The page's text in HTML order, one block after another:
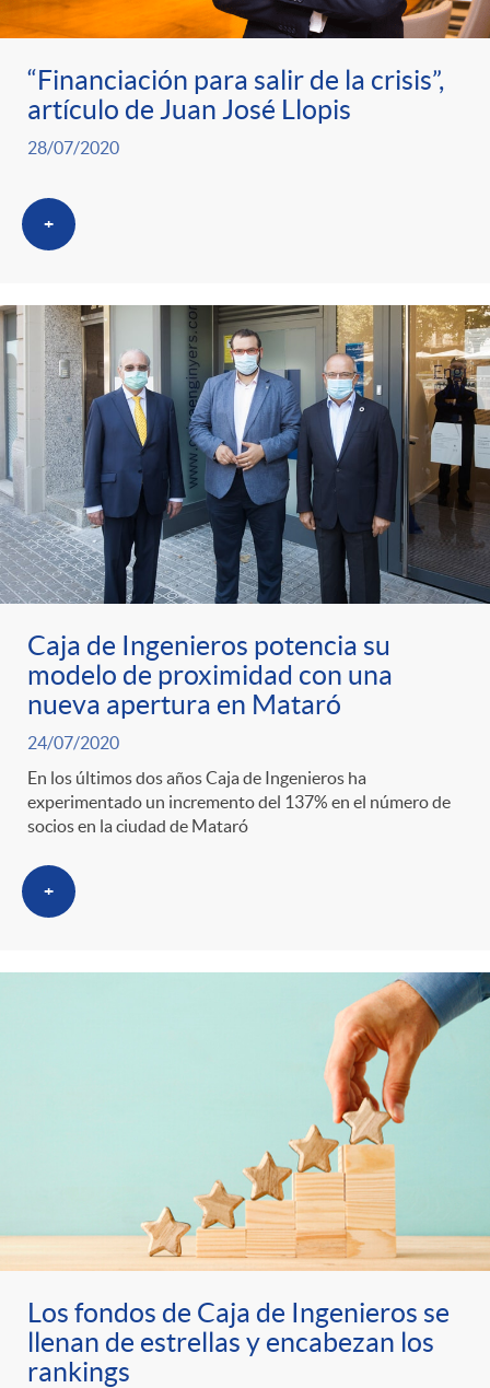
“Financiación para salir de la crisis”,
artículo de Juan José Llopis
28/07/2020
+
Caja de Ingenieros potencia su
modelo de proximidad con una
nueva apertura en Mataró
24/07/2020
En los últimos dos años Caja de Ingenieros ha
experimentado un incremento del 137% en el número de
socios en la ciudad de Mataró
+
Los fondos de Caja de Ingenieros se
llenan de estrellas y encabezan los
rankings